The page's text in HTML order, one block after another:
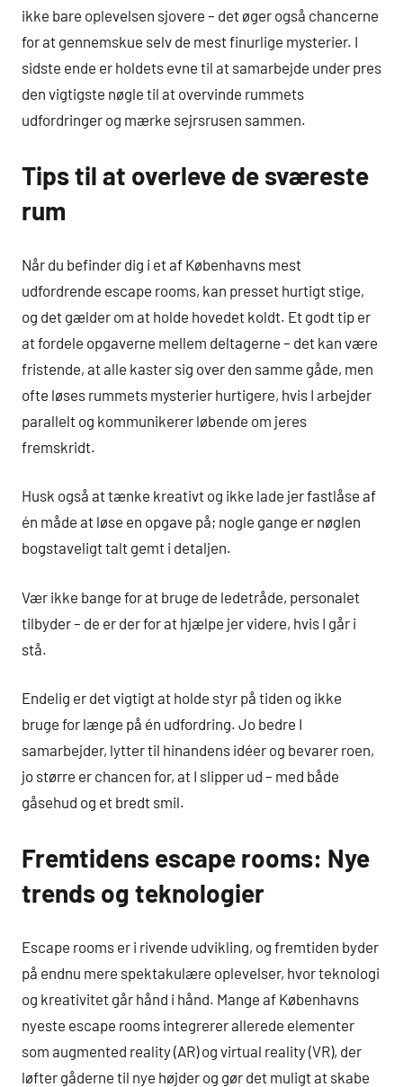
ikke bare oplevelsen sjovere – det øger også chancerne
for at gennemskue selv de mest finurlige mysterier. I
sidste ende er holdets evne til at samarbejde under pres
den vigtigste nøgle til at overvinde rummets
udfordringer og mærke sejrsrusen sammen.
Tips til at overleve de sværeste
rum
Når du befinder dig i et af Københavns mest
udfordrende escape rooms, kan presset hurtigt stige,
og det gælder om at holde hovedet koldt. Et godt tip er
at fordele opgaverne mellem deltagerne – det kan være
fristende, at alle kaster sig over den samme gåde, men
ofte løses rummets mysterier hurtigere, hvis I arbejder
parallelt og kommunikerer løbende om jeres
fremskridt.
Husk også at tænke kreativt og ikke lade jer fastlåse af
én måde at løse en opgave på; nogle gange er nøglen
bogstaveligt talt gemt i detaljen.
Vær ikke bange for at bruge de ledetråde, personalet
tilbyder – de er der for at hjælpe jer videre, hvis I går i
stå.
Endelig er det vigtigt at holde styr på tiden og ikke
bruge for længe på én udfordring. Jo bedre I
samarbejder, lytter til hinandens idéer og bevarer roen,
jo større er chancen for, at I slipper ud – med både
gåsehud og et bredt smil.
Fremtidens escape rooms: Nye
trends og teknologier
Escape rooms er i rivende udvikling, og fremtiden byder
på endnu mere spektakulære oplevelser, hvor teknologi
og kreativitet går hånd i hånd. Mange af Københavns
nyeste escape rooms integrerer allerede elementer
som augmented reality (AR) og virtual reality (VR), der
løfter gåderne til nye højder og gør det muligt at skabe